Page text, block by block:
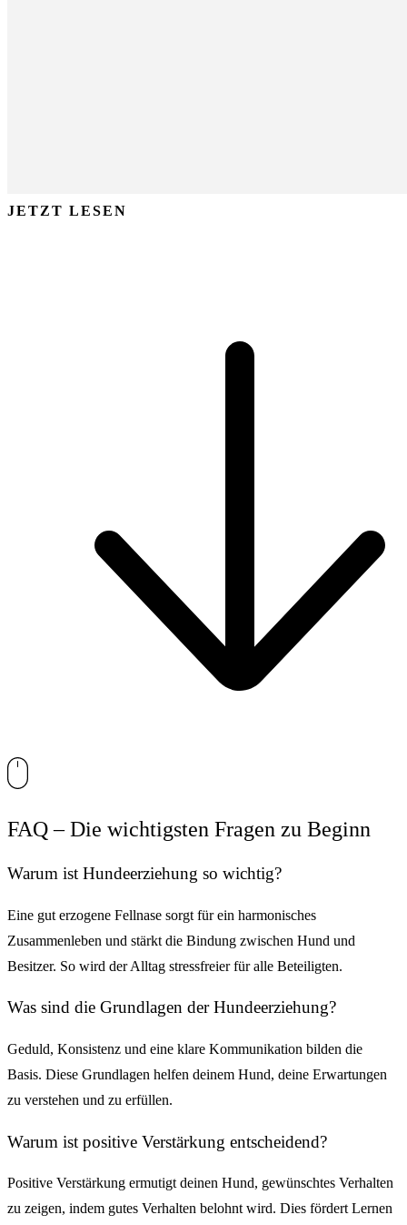
JETZT LESEN
FAQ – Die wichtigsten Fragen zu Beginn
Warum ist Hundeerziehung so wichtig?
Eine gut erzogene Fellnase sorgt für ein harmonisches
Zusammenleben und stärkt die Bindung zwischen Hund und
Besitzer. So wird der Alltag stressfreier für alle Beteiligten.
Was sind die Grundlagen der Hundeerziehung?
Geduld, Konsistenz und eine klare Kommunikation bilden die
Basis. Diese Grundlagen helfen deinem Hund, deine Erwartungen
zu verstehen und zu erfüllen.
Warum ist positive Verstärkung entscheidend?
Positive Verstärkung ermutigt deinen Hund, gewünschtes Verhalten
zu zeigen, indem gutes Verhalten belohnt wird. Dies fördert Lernen